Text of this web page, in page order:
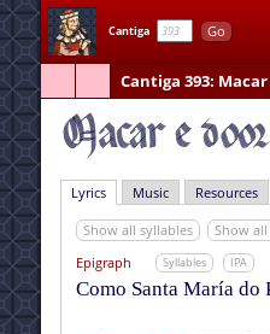
Cantiga Go
Cantiga 393:
Lyrics Music Resources
Show all syllables
Show all
Epigraph
Syllables IPA
Como Santa María do